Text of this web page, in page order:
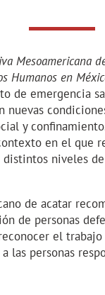
Mesoamericana
Humanos en
de emergencia
y
en el que
niveles
de acatar
de personas
el
personas